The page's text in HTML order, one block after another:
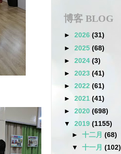
博客 BLOG
► 2026 (31)
► 2025 (68)
► 2024 (3)
► 2023 (41)
► 2022 (61)
► 2021 (41)
► 2020 (698)
▼ 2019 (1155)
►十二月(68)
▼十一月(102)